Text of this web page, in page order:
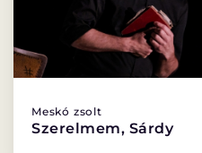
Meskó zsolt
Szerelmem, Sárdy